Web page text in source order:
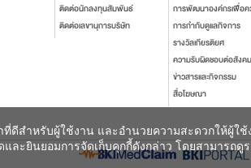
ดีสำหรับผู้ใช้งาน และอำนวยความสะดวกให้ผู้ใ
ะยินยอมการจัดเก็บคุกกี้ดังกล่าว โดยสามารถดูร
ติดต่อนักลงทุนสัมพันธ์
ติดต่อเลขานุการบริษัท
การพัฒนาองค์กรเพื่อ
การกำกับดูแลกิจการ
รางวัลเกียรติยศ
ความรับผิดชอบต่อสังค
ข่าวสารและกิจกรรม
สื่อโฆษณา